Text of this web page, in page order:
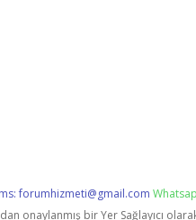
forumhizmeti@gmail.com
onaylanmış bir Yer Sağlayıcı